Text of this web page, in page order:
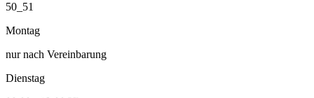
50_51
Montag
nur nach Vereinbarung
Dienstag